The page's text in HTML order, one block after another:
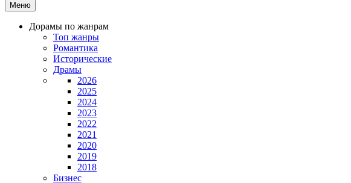
Меню
Дорамы по жанрам
Топ жанры
Романтика
Исторические
Драмы
2026
2025
2024
2023
2022
2021
2020
2019
2018
Бизнес